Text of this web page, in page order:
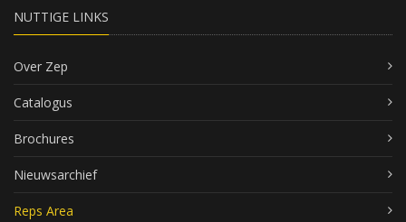
NUTTIGE LINKS
Over Zep
Catalogus
Brochures
Nieuwsarchief
Reps Area